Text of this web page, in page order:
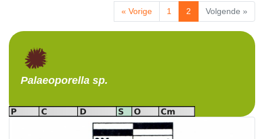
« Vorige
1 2 Volgende »
Palaeoporella sp.